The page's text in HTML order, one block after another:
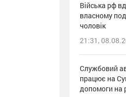
Війська рф
власному
чоловік
21:31,
Службовий
працює на
допомоги на